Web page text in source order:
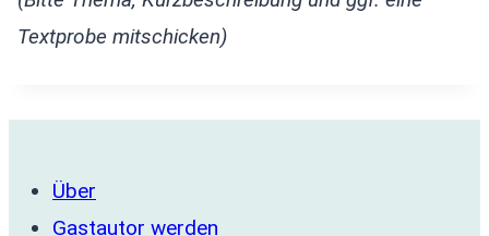
Textprobe mitschicken)
Über
Gastautor werden